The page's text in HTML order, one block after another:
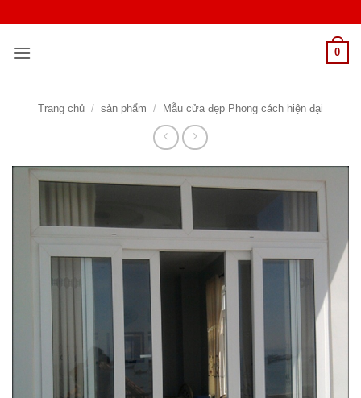
nội
0
Trang chủ / sản phẩm / Mẫu cửa đẹp Phong cách hiện đại